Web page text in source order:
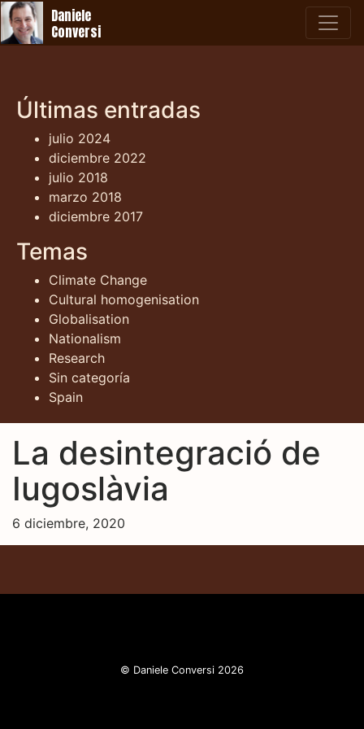
Daniele
Conversi
Últimas entradas
julio 2024
diciembre 2022
julio 2018
marzo 2018
diciembre 2017
Temas
Climate Change
Cultural homogenisation
Globalisation
Nationalism
Research
Sin categoría
Spain
La desintegració de
Iugoslàvia
6 diciembre, 2020
© Daniele Conversi 2026